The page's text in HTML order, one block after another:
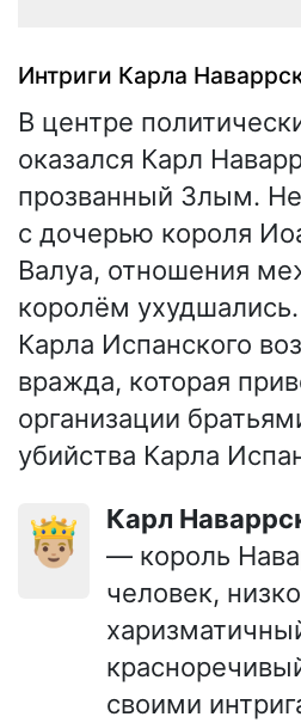
Интриги Карла
В центре
оказался Карл
прозванный Злым.
с дочерью короля
Валуа, отношения
королём
Карла Испанского
вражда, которая
организации
убийства Карла
🤴🏼
Карл
— король
человек,
своими